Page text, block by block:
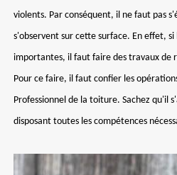
violents. Par conséquent, il ne faut pas
s'observent sur cette surface. En effet,
importantes, il faut faire des travaux de
Pour ce faire, il faut confier les
Professionnel de la toiture. Sachez qu'il
disposant toutes les compétences